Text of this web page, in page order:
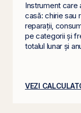
Instrument care
casă: chirie sau
reparații,
pe categorii și
totalul lunar și
VEZI